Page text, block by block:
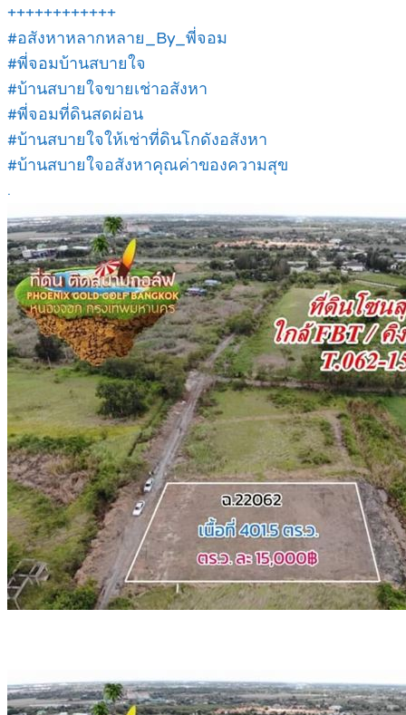
++++++++++++
#อสังหาหลากหลาย_By_พี่จอม
#พี่จอมบ้านสบายใจ
#บ้านสบายใจขายเช่าอสังหา
#พี่จอมที่ดินสดผ่อน
#บ้านสบายใจให้เช่าที่ดินโกดังอสังหา
#บ้านสบายใจอสังหาคุณค่าของความสุข
.